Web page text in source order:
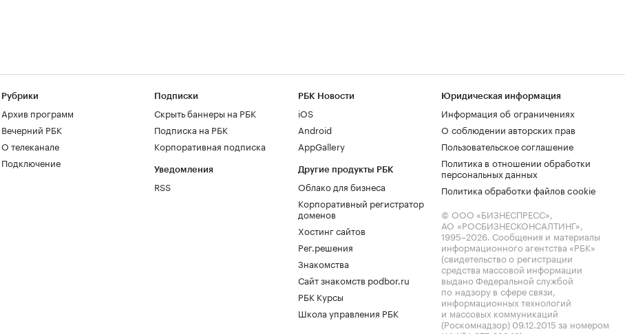
Рубрики
Архив программ
Вечерний РБК
О телеканале
Подключение
Подписки
Скрыть баннеры на РБК
Подписка на РБК
Корпоративная подписка
Уведомления
RSS
РБК Новости
iOS
Android
AppGallery
Другие продукты РБК
Облако для бизнеса
Корпоративный регистратор
доменов
Хостинг сайтов
Рег.решения
Знакомства
Сайт знакомств podbor.ru
РБК Курсы
Школа управления РБК
Юридическая информация
Информация об ограничениях
О соблюдении авторских прав
Пользовательское соглашение
Политика в отношении обработки
персональных данных
Политика обработки файлов cookie
© ООО «БИЗНЕСПРЕСС»,
АО «РОСБИЗНЕСКОНСАЛТИНГ»,
1995–2026. Сообщения и материалы
информационного агентства «РБК»
(свидетельство о регистрации
средства массовой информации
выдано Федеральной службой
по надзору в сфере связи,
информационных технологий
и массовых коммуникаций
(Роскомнадзор) 09.12.2015 за номером